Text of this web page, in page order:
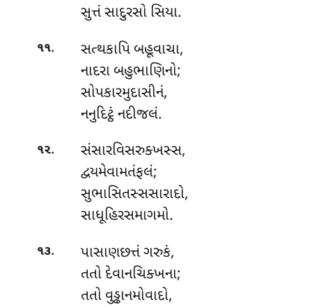
સુત્તં સાદુરસો સિયા.
૧૧.
સત્થકાપિ બહૂવાચા,
નાદરા બહુભાણિનો;
સોપકારમુદાસીનં,
નનુદિટ્ઠં નદીજલં.
૧૨. સંસારવિસરુક્ખસ્સ,
દ્વયમેવામતંફલં;
સુભાસિતસ્સસારાદો,
સાધૂહિરસમાગમો.
૧૩.
પાસાણછત્તં ગરુકં,
તતો દેવાનચિક્ખના;
તતો વુડ્ઢાનમોવાદો,